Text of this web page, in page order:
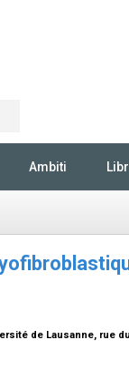
Ambiti
de Lausanne, rue